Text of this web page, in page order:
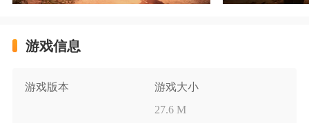
游戏信息
游戏版本
游戏大小
27.6 M